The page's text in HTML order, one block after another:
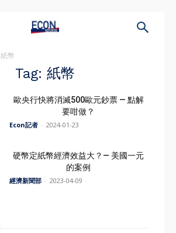
紙幣
Tag: 紙幣
歐央行快將消滅500歐元鈔票 — 點解
要咁做？
Econ記者 - 2024-01-23
硬幣定紙幣經濟效益大？— 美國一元
的案例
經濟新聞部 - 2023-04-09